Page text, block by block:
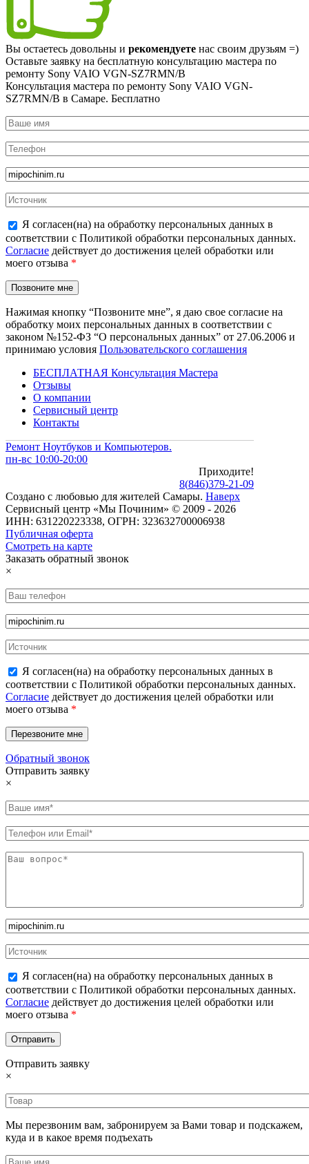
Вы остаетесь довольны и рекомендуете нас своим друзьям =)
Оставьте заявку на бесплатную консультацию мастера по
ремонту Sony VAIO VGN-SZ7RMN/B
Консультация мастера по ремонту Sony VAIO VGN-
SZ7RMN/B в Самаре. Бесплатно
Я согласен(на) на обработку персональных данных в
соответствии с Политикой обработки персональных данных.
Согласие действует до достижения целей обработки или
моего отзыва *
Нажимая кнопку “Позвоните мне”, я даю свое согласие на
обработку моих персональных данных в соответствии с
законом №152-ФЗ “О персональных данных” от 27.06.2006 и
принимаю условия Пользовательского соглашения
БЕСПЛАТНАЯ Консультация Мастера
Отзывы
О компании
Сервисный центр
Контакты
Ремонт Ноутбуков и Компьютеров.
пн-вс 10:00-20:00
Приходите!
8(846)379-21-09
Создано с любовью для жителей Самары. Наверх
Сервисный центр «Мы Починим» © 2009 - 2026
ИНН: 631220223338, ОГРН: 323632700006938
Публичная оферта
Смотреть на карте
Заказать обратный звонок
×
Я согласен(на) на обработку персональных данных в
соответствии с Политикой обработки персональных данных.
Согласие действует до достижения целей обработки или
моего отзыва *
Обратный звонок
Отправить заявку
×
Я согласен(на) на обработку персональных данных в
соответствии с Политикой обработки персональных данных.
Согласие действует до достижения целей обработки или
моего отзыва *
Отправить заявку
×
Мы перезвоним вам, забронируем за Вами товар и подскажем,
куда и в какое время подъехать